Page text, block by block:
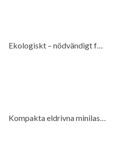
Ekologiskt – nödvändigt för beredskap
Kompakta eldrivna minilastare för många miljöer